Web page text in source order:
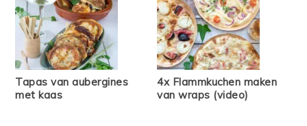
Tapas van aubergines
met kaas
4x Flammkuchen maken
van wraps (video)